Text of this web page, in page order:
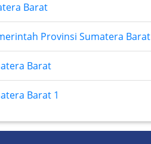
Barat
Provinsi Sumatera Barat
Barat
Barat 1